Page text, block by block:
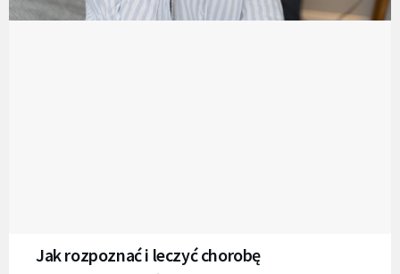
Jak rozpoznać i leczyć chorobę